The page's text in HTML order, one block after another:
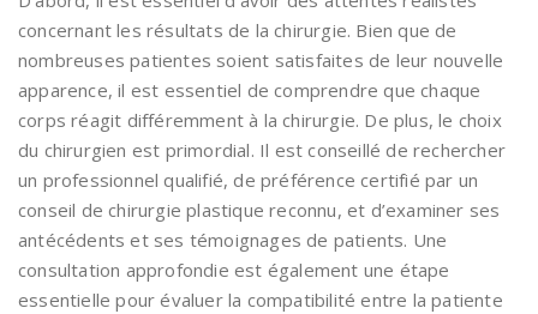
concernant les résultats de la chirurgie. Bien que de
nombreuses patientes soient satisfaites de leur nouvelle
apparence, il est essentiel de comprendre que chaque
corps réagit différemment à la chirurgie. De plus, le choix
du chirurgien est primordial. Il est conseillé de rechercher
un professionnel qualifié, de préférence certifié par un
conseil de chirurgie plastique reconnu, et d’examiner ses
antécédents et ses témoignages de patients. Une
consultation approfondie est également une étape
essentielle pour évaluer la compatibilité entre la patiente